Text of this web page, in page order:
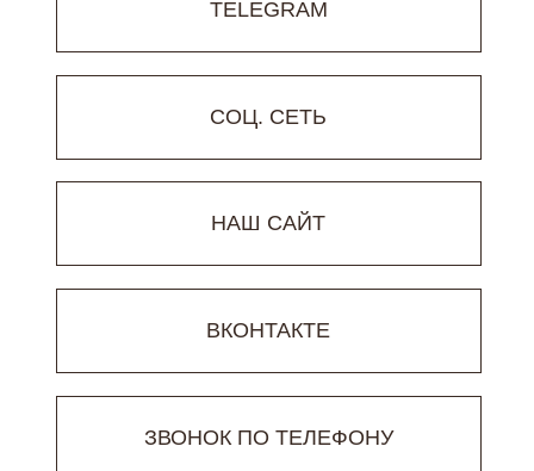
ЗВОНОК ПО ТЕЛЕФОНУ
ВКОНТАКТЕ
TELEGRAM
НАШ САЙТ
СОЦ. СЕТЬ